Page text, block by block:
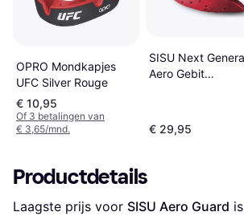
OPRO Mondkapjes
UFC Silver Rouge
€ 10,95
Of 3 betalingen van
€ 3,65/mnd.
SISU Next
Aero Gebit
€ 29,95
Productdetails
Laagste prijs voor SISU Aero Guard is